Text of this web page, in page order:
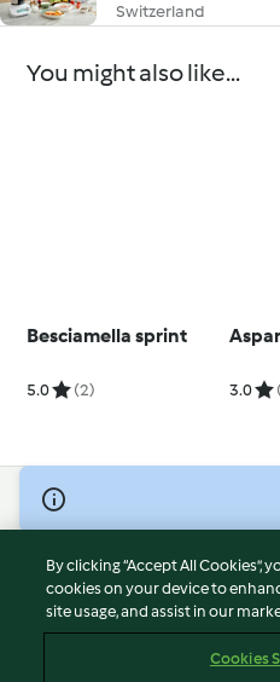
Switzerland
You might also like...
Besciamella sprint
5.0 (2) 3.0
© Copyright 2026
Terms of Service
Privacy Policy
Disclaimer
By clicking “Accept All Cookies”,
cookies on your device to
site usage, and assist in our
Cookies